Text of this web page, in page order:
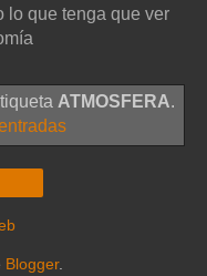
lo que tenga que ver
ATMOSFERA.
Blogger.